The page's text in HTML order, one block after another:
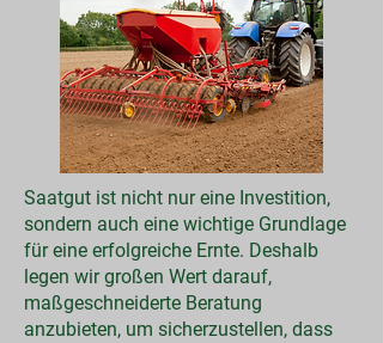
Saatgut ist nicht nur eine Investition,
sondern auch eine wichtige Grundlage
für eine erfolgreiche Ernte. Deshalb
legen wir großen Wert darauf,
maßgeschneiderte Beratung
anzubieten, um sicherzustellen, dass